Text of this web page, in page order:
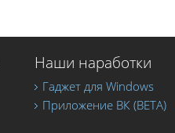
Наши наработки
Гаджет для Windows
Приложение ВК (BETA)